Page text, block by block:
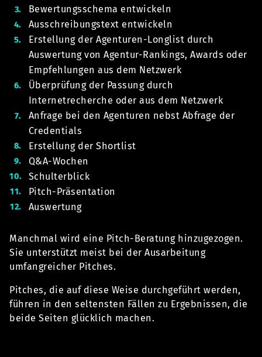
Bewertungsschema entwickeln
Ausschreibungstext entwickeln
Erstellung der Agenturen-Longlist durch
Auswertung von Agentur-Rankings, Awards oder
Empfehlungen aus dem Netzwerk
Überprüfung der Passung durch
Internetrecherche oder aus dem Netzwerk
Anfrage bei den Agenturen nebst Abfrage der
Credentials
Erstellung der Shortlist
Q&A-Wochen
Schulterblick
Pitch-Präsentation
Auswertung
Manchmal wird eine Pitch-Beratung hinzugezogen.
Sie unterstützt meist bei der Ausarbeitung
umfangreicher Pitches.
Pitches, die auf diese Weise durchgeführt werden,
führen in den seltensten Fällen zu Ergebnissen, die
beide Seiten glücklich machen.